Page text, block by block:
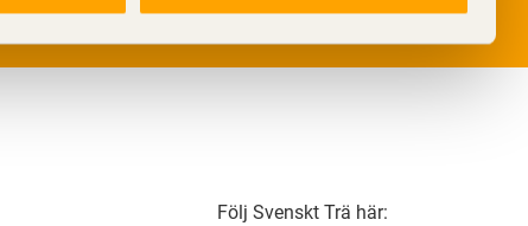
Följ Svenskt Trä här: